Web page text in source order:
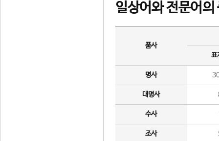
일상어와 전문어의
품사
표
명사
대명사
수사
조사